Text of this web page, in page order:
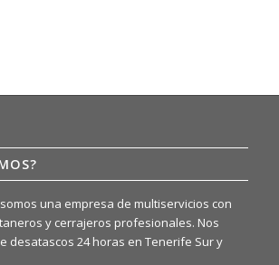
una empresa de multiservicios con
y cerrajeros profesionales. Nos
desatascos 24 horas en Tenerife Sur y